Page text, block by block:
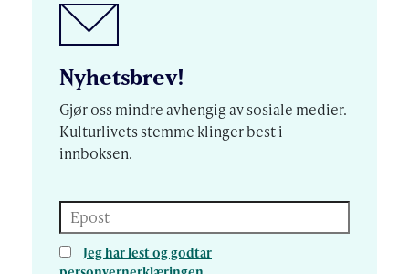
Nyhetsbrev!
Gjør oss mindre avhengig av sosiale medier.
Kulturlivets stemme klinger best i
innboksen.
Epost
Jeg har lest og godtar